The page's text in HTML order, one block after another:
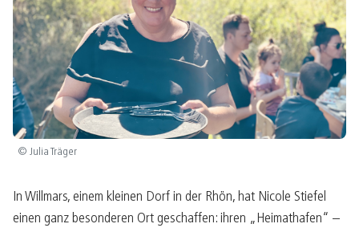
© Julia Träger
In Willmars, einem kleinen Dorf in der Rhön, hat Nicole Stiefel
einen ganz besonderen Ort geschaffen: ihren „Heimathafen“ –